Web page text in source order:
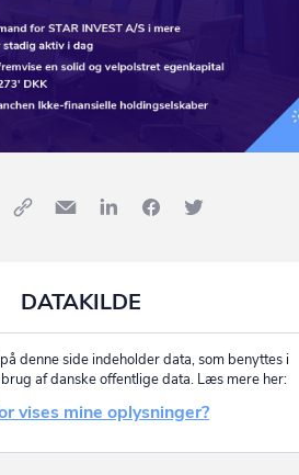
DATAKILDE
denne side indeholder data, som benyttes i
af danske offentlige data. Læs mere her:
vises mine oplysninger?